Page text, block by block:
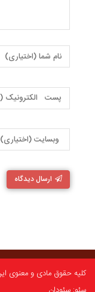
ارسال دیدگاه
کلیه حقوق مادی و معنوی